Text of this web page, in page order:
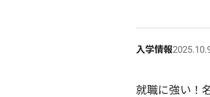
入学情報
就職に強い！